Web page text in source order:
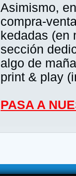
Asimismo,
compra-
kedadas (en
sección
algo de
print & play
PASA A